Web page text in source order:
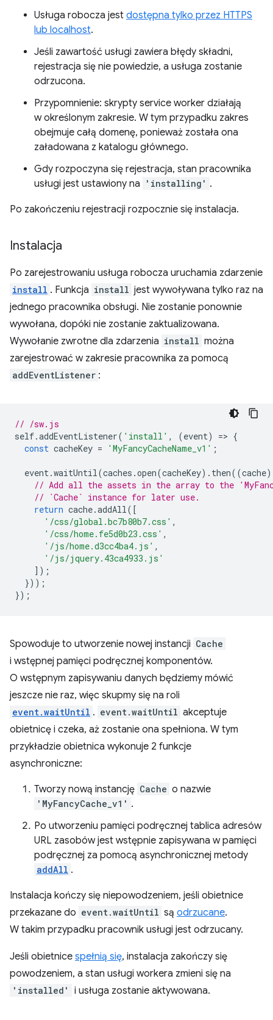
Usługa robocza jest dostępna tylko przez HTTPS
lub localhost.
Jeśli zawartość usługi zawiera błędy składni,
rejestracja się nie powiedzie, a usługa zostanie
odrzucona.
Przypomnienie: skrypty service worker działają
w określonym zakresie. W tym przypadku zakres
obejmuje całą domenę, ponieważ została ona
załadowana z katalogu głównego.
Gdy rozpoczyna się rejestracja, stan pracownika
usługi jest ustawiony na
'installing' .
Po zakończeniu rejestracji rozpocznie się instalacja.
Instalacja
Po zarejestrowaniu usługa robocza uruchamia zdarzenie
install . Funkcja install jest wywoływana tylko raz na
jednego pracownika obsługi. Nie zostanie ponownie
wywołana, dopóki nie zostanie zaktualizowana.
Wywołanie zwrotne dla zdarzenia install można
zarejestrować w zakresie pracownika za pomocą
addEventListener :
// /sw.js
self.addEventListener( 'install' , (event) => {
const cacheKey = 'MyFancyCacheName_v1' ;
event.waitUntil(caches .open(cacheKey). then((cache)
// Add all the assets in the array to the
// `Cache` instance for later use.
return cache.addAll([
'/css/global.bc7b80b7.css' ,
'/css/home.fe5d0b23.css' ,
'/js/home.d3cc4ba4.js' ,
'/js/jquery.43ca4933.js'
]);
}));
});
Spowoduje to utworzenie nowej instancji Cache
i wstępnej pamięci podręcznej komponentów.
O wstępnym zapisywaniu danych będziemy mówić
jeszcze nie raz, więc skupmy się na roli
event.waitUntil . event.waitUntil akceptuje
obietnicę i czeka, aż zostanie ona spełniona. W tym
przykładzie obietnica wykonuje 2 funkcje
asynchroniczne:
Tworzy nową instancję Cache o nazwie
'MyFancyCache_v1' .
Po utworzeniu pamięci podręcznej tablica adresów
URL zasobów jest wstępnie zapisywana w pamięci
podręcznej za pomocą asynchronicznej metody
addAll .
Instalacja kończy się niepowodzeniem, jeśli obietnice
przekazane do event.waitUntil są odrzucane.
W takim przypadku pracownik usługi jest odrzucany.
Jeśli obietnice spełnią się, instalacja zakończy się
powodzeniem, a stan usługi workera zmieni się na
'installed' i usługa zostanie aktywowana.